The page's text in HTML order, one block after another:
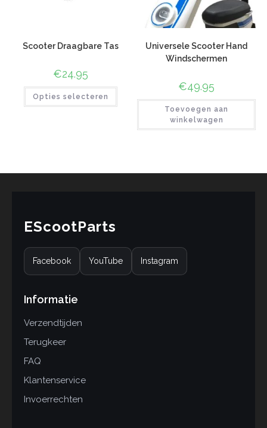
Scooter Draagbare Tas
€24.95
Opties selecteren
Universele Scooter Hand
Windschermen
€49.95
Toevoegen aan
winkelwagen
EScootParts
Facebook YouTube Instagram
Informatie
Verzendtijden
Terugkeer
FAQ
Klantenservice
Invoerrechten